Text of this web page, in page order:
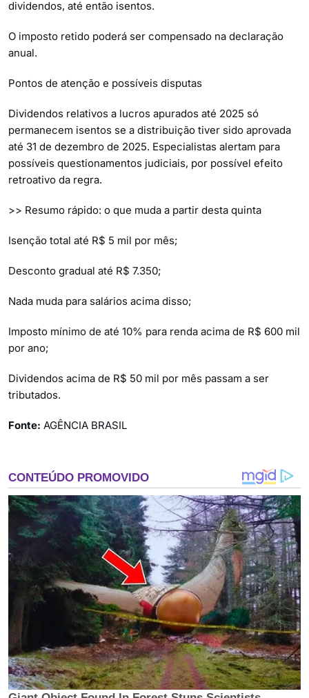
dividendos, até então isentos.
O imposto retido poderá ser compensado na declaração
anual.
Pontos de atenção e possíveis disputas
Dividendos relativos a lucros apurados até 2025 só
permanecem isentos se a distribuição tiver sido aprovada
até 31 de dezembro de 2025. Especialistas alertam para
possíveis questionamentos judiciais, por possível efeito
retroativo da regra.
>> Resumo rápido: o que muda a partir desta quinta
Isenção total até R$ 5 mil por mês;
Desconto gradual até R$ 7.350;
Nada muda para salários acima disso;
Imposto mínimo de até 10% para renda acima de R$ 600 mil
por ano;
Dividendos acima de R$ 50 mil por mês passam a ser
tributados.
Fonte: AGÊNCIA BRASIL